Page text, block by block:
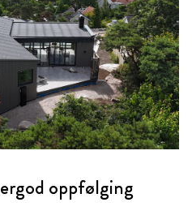
oppfølging